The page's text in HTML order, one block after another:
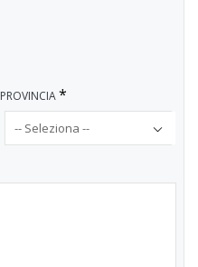
PROVINCIA*